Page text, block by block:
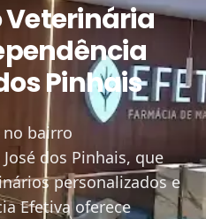
Pinhais
bairro
dos Pinhais, que
personalizados e
Efetiva oferece